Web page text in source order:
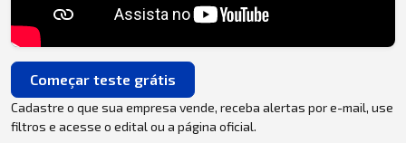
Começar teste grátis
Cadastre o que sua empresa vende, receba alertas por e-mail, use
filtros e acesse o edital ou a página oficial.